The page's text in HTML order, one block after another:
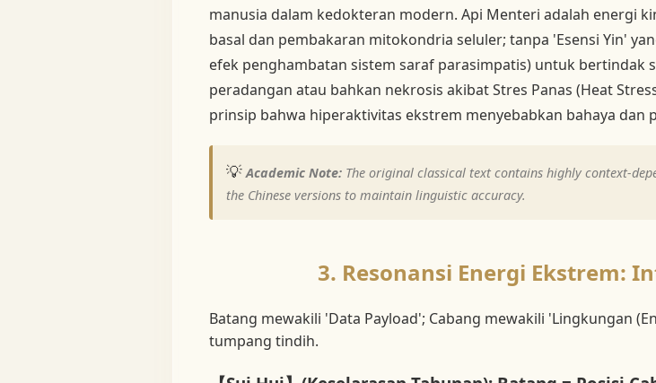
manusia dalam kedokteran modern. Api Menteri adalah energi
basal dan pembakaran mitokondria seluler; tanpa 'Esensi Yin'
efek penghambatan sistem saraf parasimpatis) untuk bertindak
peradangan atau bahkan nekrosis akibat Stres Panas (Heat
prinsip bahwa hiperaktivitas ekstrem menyebabkan bahaya dan
💡 Academic Note: The original classical text contains highly context-
the Chinese versions to maintain linguistic accuracy.
3. Resonansi Energi Ekstrem:
Batang mewakili 'Data Payload'; Cabang mewakili 'Lingkungan
tumpang tindih.